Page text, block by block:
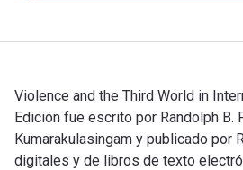
Violence and the Third World in
Edición fue escrito por Randolph B.
Kumarakulasingam y publicado por
digitales y de libros de texto